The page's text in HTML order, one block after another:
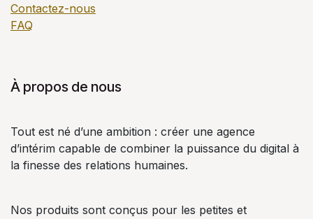
Contactez-nous
FAQ
À propos de nous
Tout est né d’une ambition : créer une agence
d’intérim capable de combiner la puissance du digital à
la finesse des relations humaines.
Nos produits sont conçus pour les petites et